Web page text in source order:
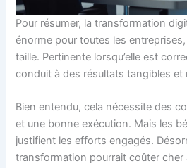
Pour résumer, la transformation
énorme pour toutes les
taille. Pertinente lorsqu’elle est
conduit à des résultats tangibles et
Bien entendu, cela nécessite des
et une bonne exécution. Mais les
justifient les efforts engagés.
transformation pourrait coûter cher